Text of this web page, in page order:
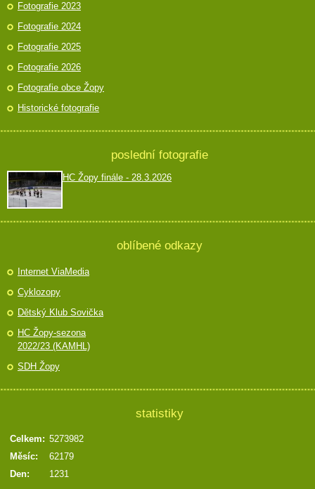
Fotografie 2023
Fotografie 2024
Fotografie 2025
Fotografie 2026
Fotografie obce Žopy
Historické fotografie
poslední fotografie
HC Žopy finále - 28.3.2026
oblíbené odkazy
Internet ViaMedia
Cyklozopy
Dětský Klub Sovička
HC Žopy-sezona
2022/23 (KAMHL)
SDH Žopy
statistiky
Celkem: 5273982
Měsíc:
62179
Den:
1231